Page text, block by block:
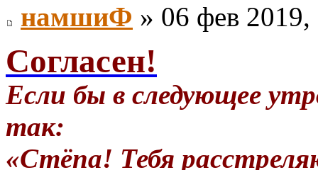
намшиФ » 06 фев
Согласен!
Если бы в следующее
так:
«Стёпа! Тебя